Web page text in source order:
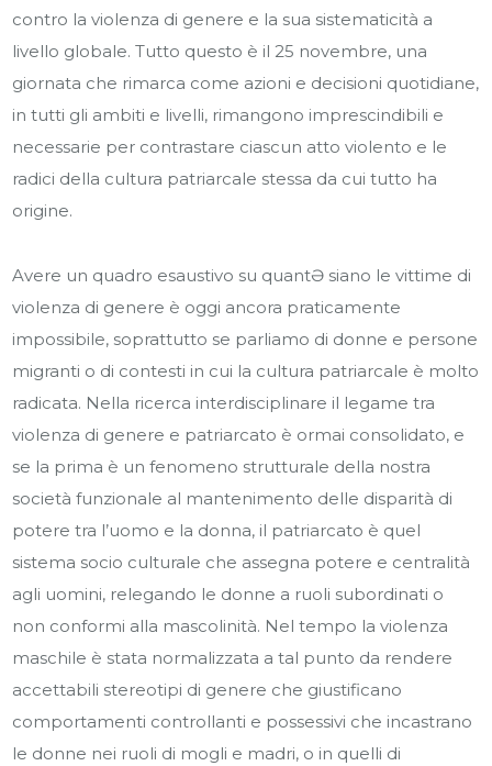
contro la violenza di genere e la sua sistematicità a
livello globale. Tutto questo è il 25 novembre, una
giornata che rimarca come azioni e decisioni quotidiane,
in tutti gli ambiti e livelli, rimangono imprescindibili e
necessarie per contrastare ciascun atto violento e le
radici della cultura patriarcale stessa da cui tutto ha
origine.
Avere un quadro esaustivo su quantƏ siano le vittime di
violenza di genere è oggi ancora praticamente
impossibile, soprattutto se parliamo di donne e persone
migranti o di contesti in cui la cultura patriarcale è molto
radicata. Nella ricerca interdisciplinare il legame tra
violenza di genere e patriarcato è ormai consolidato, e
se la prima è un fenomeno strutturale della nostra
società funzionale al mantenimento delle disparità di
potere tra l’uomo e la donna, il patriarcato è quel
sistema socio culturale che assegna potere e centralità
agli uomini, relegando le donne a ruoli subordinati o
non conformi alla mascolinità. Nel tempo la violenza
maschile è stata normalizzata a tal punto da rendere
accettabili stereotipi di genere che giustificano
comportamenti controllanti e possessivi che incastrano
le donne nei ruoli di mogli e madri, o in quelli di